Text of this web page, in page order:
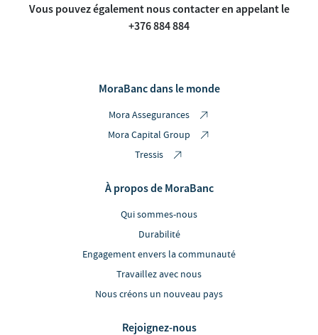
Vous pouvez également nous contacter en appelant le
+376 884 884
MoraBanc dans le monde
Mora Assegurances
Mora Capital Group
Tressis
À propos de MoraBanc
Qui sommes-nous
Durabilité
Engagement envers la communauté
Travaillez avec nous
Nous créons un nouveau pays
Rejoignez-nous